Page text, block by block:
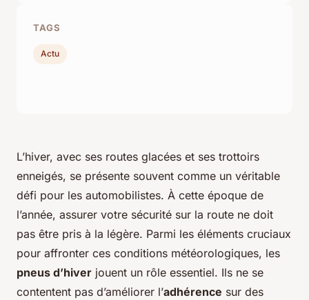
L’hiver, avec ses routes glacées et ses trottoirs
enneigés, se présente souvent comme un véritable
défi pour les automobilistes. À cette époque de
l’année, assurer votre sécurité sur la route ne doit
pas être pris à la légère. Parmi les éléments cruciaux
pour affronter ces conditions météorologiques, les
pneus d’hiver jouent un rôle essentiel. Ils ne se
contentent pas d’améliorer l’adhérence sur des
TAGS
Actu